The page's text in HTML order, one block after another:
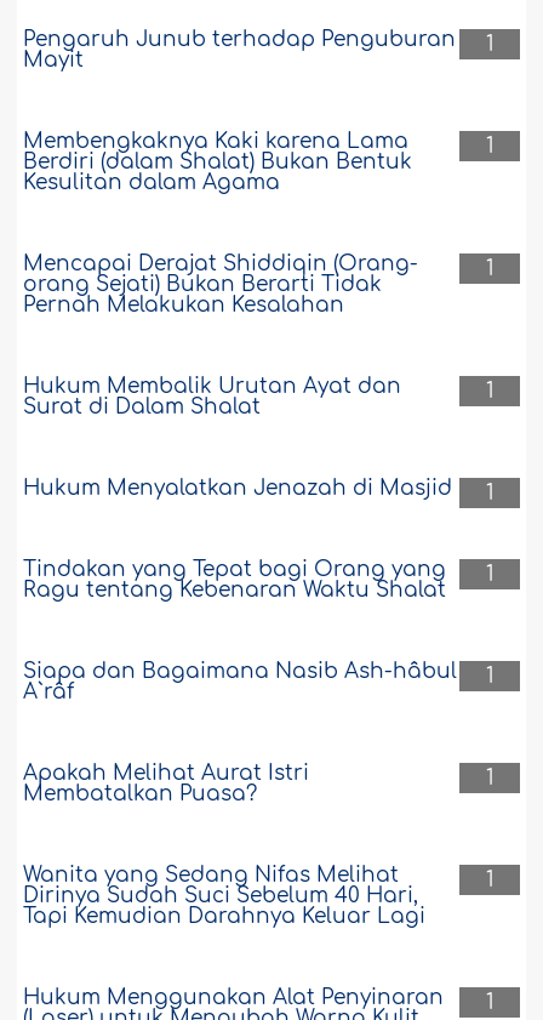
1
Pengaruh Junub terhadap Penguburan
Mayit
1
Membengkaknya Kaki karena Lama
Berdiri (dalam Shalat) Bukan Bentuk
Kesulitan dalam Agama
1
Mencapai Derajat Shiddiqin (Orang-
orang Sejati) Bukan Berarti Tidak
Pernah Melakukan Kesalahan
1
Hukum Membalik Urutan Ayat dan
Surat di Dalam Shalat
1
Hukum Menyalatkan Jenazah di Masjid
1
Tindakan yang Tepat bagi Orang yang
Ragu tentang Kebenaran Waktu Shalat
1
Siapa dan Bagaimana Nasib Ash-hâbul
A`râf
1
Apakah Melihat Aurat Istri
Membatalkan Puasa?
1
Wanita yang Sedang Nifas Melihat
Dirinya Sudah Suci Sebelum 40 Hari,
Tapi Kemudian Darahnya Keluar Lagi
1
Hukum Menggunakan Alat Penyinaran